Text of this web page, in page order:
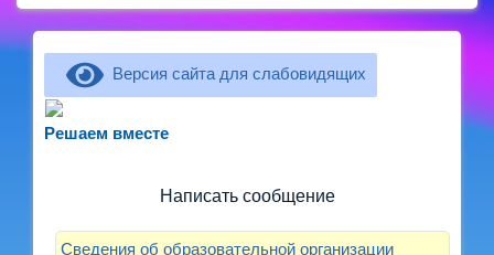
Версия сайта для слабовидящих
Решаем вместерассказать о воспитателях? Знаете, как
Написать сообщение
Сведения об образовательной организации